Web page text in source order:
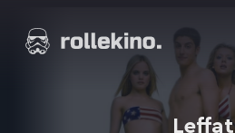
suoraan
Elokuvat ja elokuva-arviot | Rollekino.fi
lopputekstien
Leffat